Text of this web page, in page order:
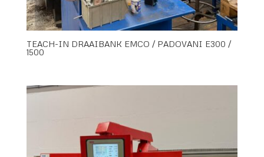
TEACH-IN DRAAIBANK EMCO / PADOVANI E300 /
1500